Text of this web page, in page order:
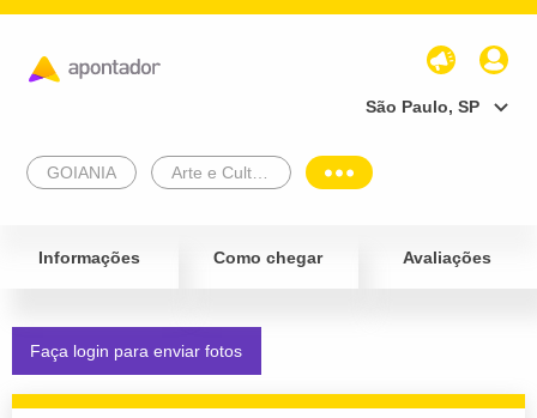
São Paulo, SP
GOIANIA
Informações Como chegar Avaliações
Faça login para enviar fotos